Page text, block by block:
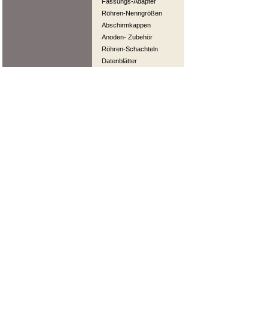
Röhren-Nenngrößen
Abschirmkappen
Anoden- Zubehör
Röhren-Schachteln
Datenblätter